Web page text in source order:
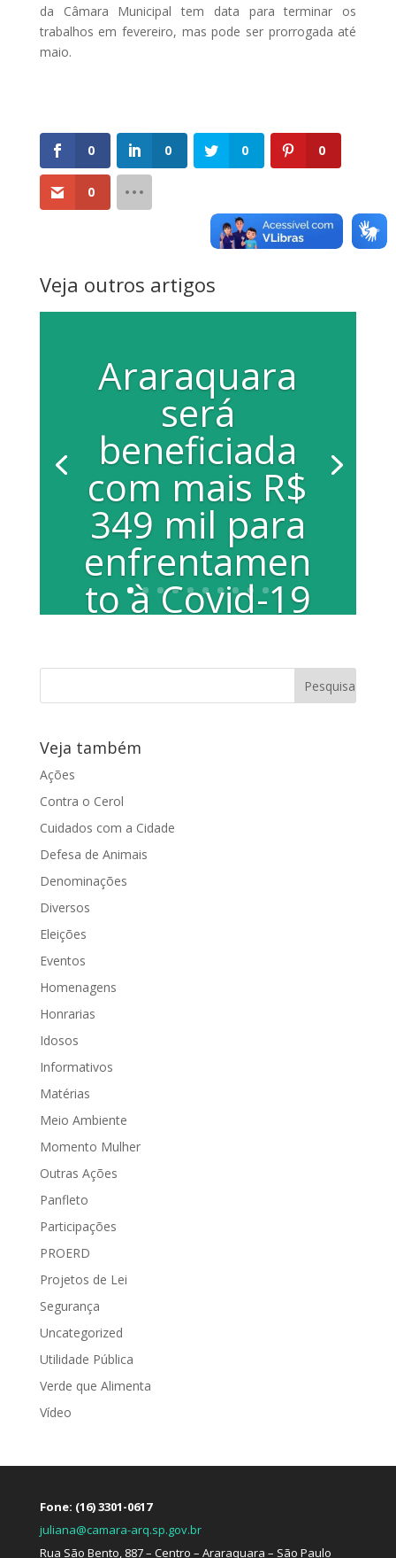
da Câmara Municipal tem data para terminar os
trabalhos em fevereiro, mas pode ser prorrogada até
maio.
0 0 0 0
0
Veja outros artigos
Araraquara
será
beneficiada
com mais R$
349 mil para
enfrentamen
to à Covid-19
Veja também
Ações
Contra o Cerol
Cuidados com a Cidade
Defesa de Animais
Denominações
Diversos
Eleições
Eventos
Homenagens
Honrarias
Idosos
Informativos
Matérias
Meio Ambiente
Momento Mulher
Outras Ações
Panfleto
Participações
PROERD
Projetos de Lei
Segurança
Uncategorized
Utilidade Pública
Verde que Alimenta
Vídeo
Fone: (16) 3301-0617
juliana@camara-arq.sp.gov.br
Rua São Bento, 887 – Centro – Araraquara – São Paulo